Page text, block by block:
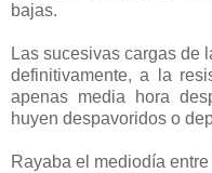
bajas.
Las sucesivas cargas de
definitivamente, a la
apenas media hora
huyen despavoridos o
Rayaba el mediodía